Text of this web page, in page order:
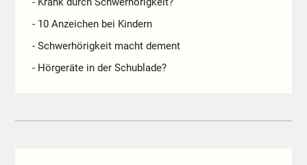
- 10 Anzeichen bei Kindern
- Schwerhörigkeit macht dement
- Hörgeräte in der Schublade?